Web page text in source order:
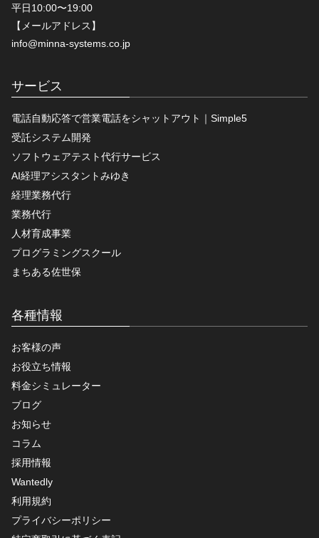
平日10:00〜19:00
【メールアドレス】
info@minna-systems.co.jp
サービス
電話自動応答で営業電話をシャットアウト｜Simple5
受託システム開発
ソフトウェアテスト代行サービス
AI経理アシスタントみゆき
経理業務代行
業務代行
人材育成事業
プログラミングスクール
まちある佐世保
各種情報
お客様の声
お役立ち情報
料金シミュレーター
ブログ
お知らせ
コラム
採用情報
Wantedly
利用規約
プライバシーポリシー